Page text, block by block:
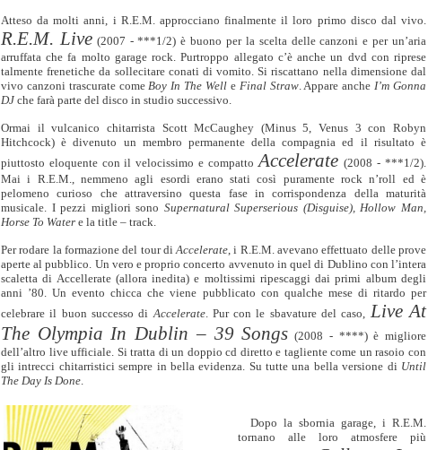
Atteso da molti anni, i R.E.M. approcciano finalmente il loro primo disco dal vivo.
R.E.M. Live(2007 - ***1/2) è buono per la scelta delle canzoni e per un’aria
arruffata che fa molto garage rock. Purtroppo allegato c’è anche un dvd con riprese
talmente frenetiche da sollecitare conati di vomito. Si riscattano nella dimensione dal
vivo canzoni trascurate come Boy In The Well e Final Straw. Appare anche I’m Gonna
DJ che farà parte del disco in studio successivo.
Ormai il vulcanico chitarrista Scott McCaughey (Minus 5, Venus 3 con Robyn
Hitchcock) è divenuto un membro permanente della compagnia ed il risultato è
piuttosto eloquente con il velocissimo e compatto Accelerate(2008 - ***1/2).
Mai i R.E.M., nemmeno agli esordi erano stati così puramente rock n’roll ed è
pelomeno curioso che attraversino questa fase in corrispondenza della maturità
musicale. I pezzi migliori sono Supernatural Superserious (Disguise), Hollow Man,
Horse To Water e la title – track.
Per rodare la formazione del tour diAccelerate , i R.E.M. avevano effettuato delle prove
aperte al pubblico. Un vero e proprio concerto avvenuto in quel di Dublino con l’intera
scaletta di Accellerate (allora inedita) e moltissimi ripescaggi dai primi album degli
anni ’80. Un evento chicca che viene pubblicato con qualche mese di ritardo per
celebrare il buon successo di Accelerate. Pur con le sbavature del caso, Live At
The Olympia In Dublin – 39 Songs (2008 - ****) è migliore
dell’altro live ufficiale. Si tratta di un doppio cd diretto e tagliente come un rasoio con
gli intrecci chitarristici sempre in bella evidenza. Su tutte una bella versione di Until
The Day Is Done
Dopo la sbornia garage, i R.E.M.
tornano alle loro atmosfere più